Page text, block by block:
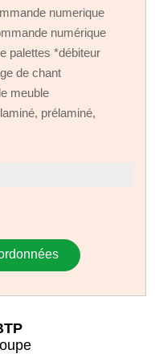
numerique
numérique
palettes *débiteur
de chant
meuble
prélaminé,